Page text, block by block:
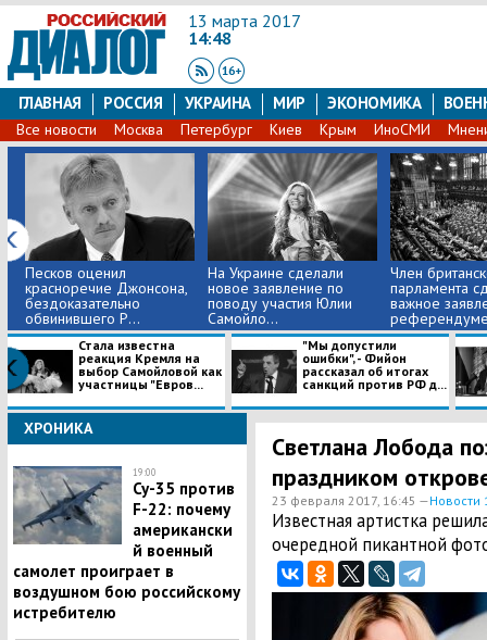
13 марта 2017
14:48
ГЛАВНАЯ РОССИЯ УКРАИНА МИР ЭКОНОМИКА
Все новости Москва Петербург Киев Крым ИноСМИ
Песков оценил
красноречие Джонсона,
бездоказательно
обвинившего Р...
На Украине сделали
новое заявление по
поводу участия Юлии
Самойло...
Член
парламента
важное
Стала известна
реакция Кремля на
выбор Самойловой как
участницы "Евров...
"Мы допустили
ошибки", - Фийон
рассказал об итогах
санкций против РФ д...
ХРОНИКА
19:00
Су-35 против
F-22: почему
американски
й военный
самолет проиграет в
воздушном бою российскому
истребителю
Светлана Лобода
праздником
23 февраля 2017, 16:45 —Новости
Известная артистка
очередной пикантной